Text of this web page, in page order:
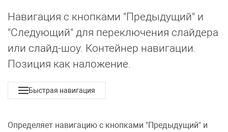
Навигация с кнопками "Предыдущий" и
"Следующий" для переключения слайдера
или слайд-шоу. Контейнер навигации.
Позиция как наложение.
Быстрая навигация
Определяет навигацию с кнопками "Предыдущий" и